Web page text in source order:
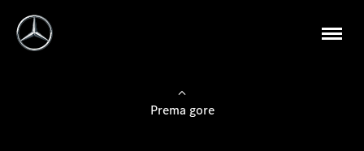
Prema gore